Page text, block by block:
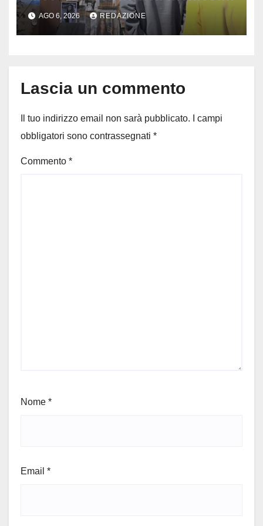
sul rogo: respinta la richiesta
di costituirsi parte civile
AGO 6, 2026 REDAZIONE
Lascia un commento
Il tuo indirizzo email non sarà pubblicato.
I campi
obbligatori sono contrassegnati *
Commento *
Nome *
Email *